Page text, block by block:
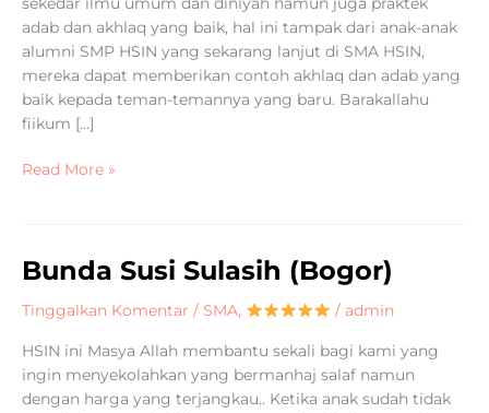
adab dan akhlaq yang baik, hal ini tampak dari anak-anak
alumni SMP HSIN yang sekarang lanjut di SMA HSIN,
mereka dapat memberikan contoh akhlaq dan adab yang
baik kepada teman-temannya yang baru. Barakallahu
fiikum […]
Read More »
Bunda Susi Sulasih (Bogor)
Tinggalkan Komentar / SMA, / admin
HSIN ini Masya Allah membantu sekali bagi kami yang
ingin menyekolahkan yang bermanhaj salaf namun
dengan harga yang terjangkau.. Ketika anak sudah tidak
Bunda
Sulasih